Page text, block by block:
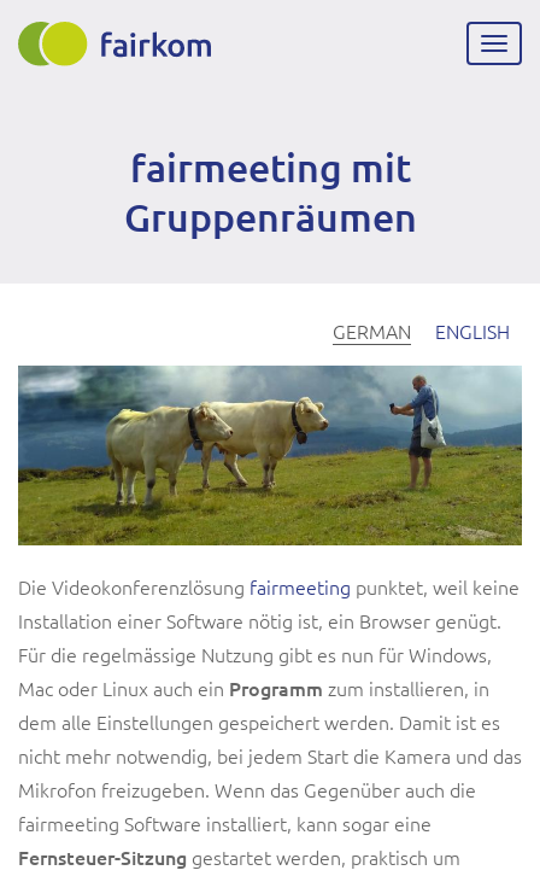
Direkt
zum
fairmeeting mit
Gruppenräumen
GERMAN ENGLISH
Die Videokonferenzlösung fairmeeting punktet, weil keine
Installation einer Software nötig ist, ein Browser genügt.
Für die regelmässige Nutzung gibt es nun für Windows,
Mac oder Linux auch ein Programm zum installieren, in
dem alle Einstellungen gespeichert werden. Damit ist es
nicht mehr notwendig, bei jedem Start die Kamera und das
Mikrofon freizugeben. Wenn das Gegenüber auch die
fairmeeting Software installiert, kann sogar eine
Fernsteuer-Sitzung gestartet werden, praktisch um